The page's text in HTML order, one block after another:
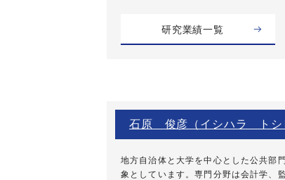
研究業績一覧
石原 俊彦（イシハラ トシ
地方自治体と大学を中心とした公共部
象としています。専門分野は会計学、